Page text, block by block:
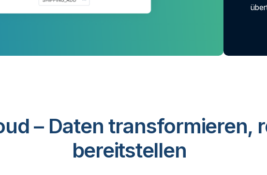
– Daten transformieren,
bereitstellen